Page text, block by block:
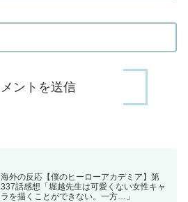
海外の反応【僕のヒーローアカデミア】第
337話感想「堀越先生は可愛くない女性キャ
ラを描くことができない。一方…」